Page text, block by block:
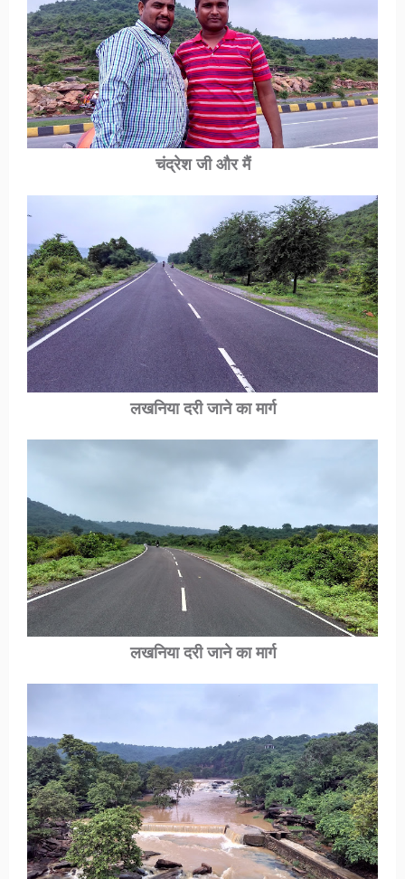
चंद्रेश जी और मैं
लखनिया दरीजाने का मार्ग
लखनिया दरीजाने का मार्ग